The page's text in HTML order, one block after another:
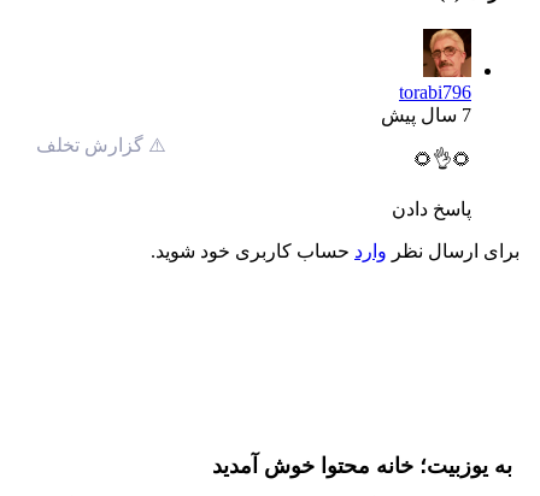
torabi796
7 سال پیش
⚠️ گزارش تخلف
🌻👌🌻
پاسخ دادن
برای ارسال نظر وارد حساب کاربری خود شوید.
به یوزبیت؛ خانه محتوا خوش آمدید